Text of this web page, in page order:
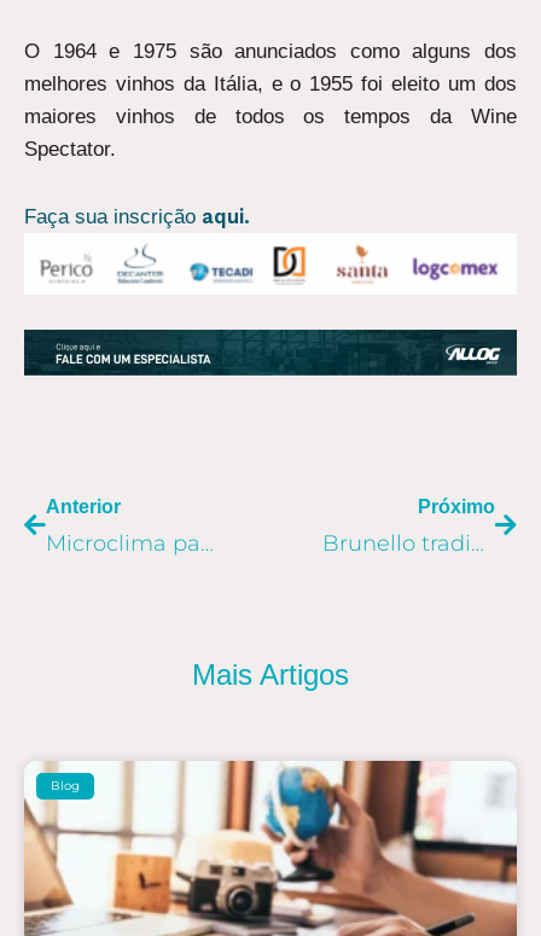
O 1964 e 1975 são anunciados como alguns dos
melhores vinhos da Itália, e o 1955 foi eleito um dos
maiores vinhos de todos os tempos da Wine
Spectator.
Faça sua inscrição aqui.
Anterior
Microclima particular de Biondi Santi Brunello di Montalcino
Próximo
Brunello tradicional X moderno
Mais Artigos
Blog